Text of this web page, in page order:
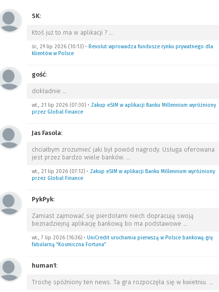
SK:
Ktoś już to ma w aplikacji ? …
śr., 29 lip 2026 (10:13) • Revolut wprowadza fundusze rynku prywatnego dla
klientów w Polsce
gość:
dokładnie …
wt., 21 lip 2026 (07:30) • Zakup eSIM w aplikacji Banku Millennium wyróżniony
przez Global Finance
Jas Fasola:
chciałbym zrozumieć jaki był powód nagrody. Usługa oferowana
jest przez bardzo wiele banków. …
wt., 21 lip 2026 (07:12) • Zakup eSIM w aplikacji Banku Millennium wyróżniony
przez Global Finance
PykPyk:
Zamiast zajmować się pierdołami niech dopracują swoją
beznadziejną aplikację bankową bo ma podstawowe …
wt., 7 lip 2026 (16:36) • UniCredit uruchamia pierwszą w Polsce bankową grę
fabularną “Kosmiczna Fortuna”
human1:
Trochę spóźniony ten news. Ta gra rozpoczęła się w kwietniu. …